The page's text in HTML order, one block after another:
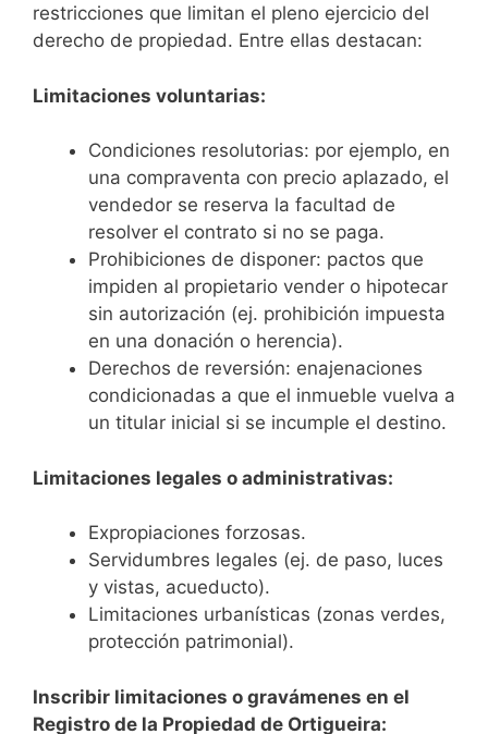
restricciones que limitan el pleno ejercicio del
derecho de propiedad. Entre ellas destacan:
Limitaciones voluntarias:
Condiciones resolutorias: por ejemplo, en
una compraventa con precio aplazado, el
vendedor se reserva la facultad de
resolver el contrato si no se paga.
Prohibiciones de disponer: pactos que
impiden al propietario vender o hipotecar
sin autorización (ej. prohibición impuesta
en una donación o herencia).
Derechos de reversión: enajenaciones
condicionadas a que el inmueble vuelva a
un titular inicial si se incumple el destino.
Limitaciones legales o administrativas:
Expropiaciones forzosas.
Servidumbres legales (ej. de paso, luces
y vistas, acueducto).
Limitaciones urbanísticas (zonas verdes,
protección patrimonial).
Inscribir limitaciones o gravámenes en el
Registro de la Propiedad de Ortigueira: